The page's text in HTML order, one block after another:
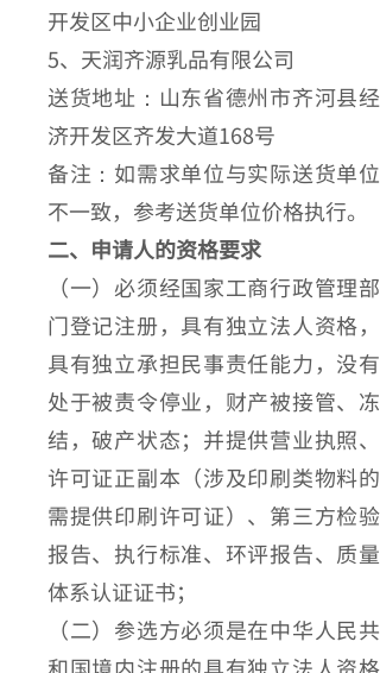
开发区中小企业创业园
5、天润齐源乳品有限公司
送货地址：山东省德州市齐河县经
济开发区齐发大道168号
备注：如需求单位与实际送货单位
不一致，参考送货单位价格执行。
二、申请人的资格要求
（一）必须经国家工商行政管理部
门登记注册，具有独立法人资格，
具有独立承担民事责任能力，没有
处于被责令停业，财产被接管、冻
结，破产状态；并提供营业执照、
许可证正副本（涉及印刷类物料的
需提供印刷许可证）、第三方检验
报告、执行标准、环评报告、质量
体系认证证书；
（二）参选方必须是在中华人民共